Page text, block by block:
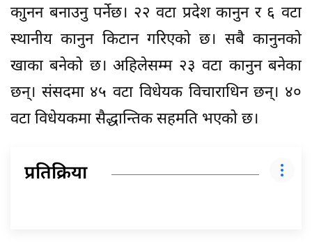
काुनन बनाउनु पर्नेछ। २२ वटा प्रदेश कानुन र ६ वटा
स्थानीय कानुन किटान गरिएको छ। सबै कानुनको
खाका बनेको छ। अहिलेसम्म २३ वटा कानुन बनेका
छन्। संसदमा ४५ वटा विधेयक विचाराधिन छन्। ४०
वटा विधेयकमा सैद्धान्तिक सहमति भएको छ।
प्रतिक्रिया